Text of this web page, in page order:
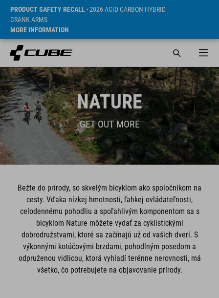
PRODUCT SAFETY RECALL- 2026 ACID CARBON HYBRID
CRANK ARMS
MORE INFORMATION
NATURE
GET OUT MORE
Bežte do prírody, so skvelým bicyklom ako spoločníkom na
cesty. Vďaka nízkej hmotnosti, ľahkej ovládateľnosti,
celodennému pohodliu a spoľahlivým komponentom sa s
bicyklom Nature môžete vydať za cyklistickými
dobrodružstvami, ktoré sa začínajú už od vašich dverí. S
výkonnými kotúčovými brzdami, pohodlným posedom a
odpruženou vidlicou, ktorá vyhladí terénne nerovnosti, má
všetko, čo potrebujete na objavovanie prírody.